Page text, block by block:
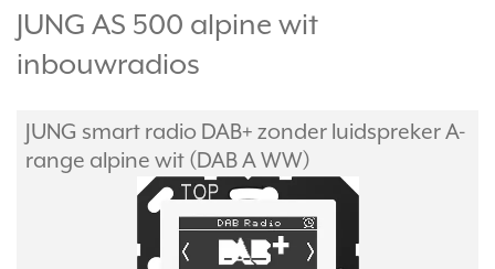
JUNG AS 500 alpine wit
inbouwradios
JUNG smart radio DAB+ zonder luidspreker A-
range alpine wit (DAB A WW)